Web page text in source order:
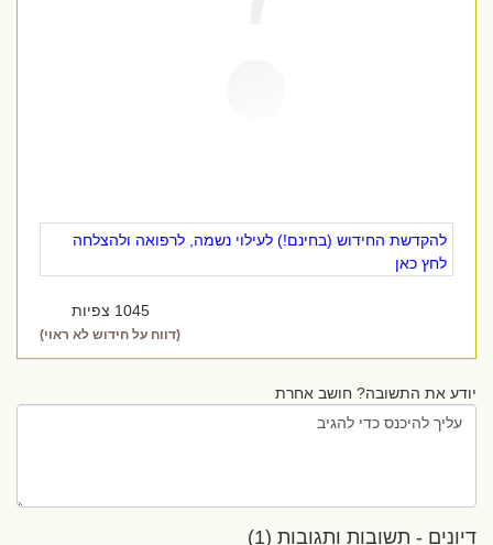
להקדשת החידוש (בחינם!) לעילוי נשמה, לרפואה ולהצלחה
לחץ כאן
1045 צפיות
(דווח על חידוש לא ראוי)
יודע את התשובה? חושב אחרת
דיונים - תשובות ותגובות (1)